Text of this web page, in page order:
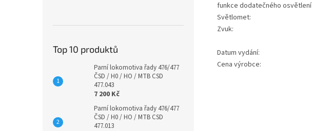
Top 10 produktů
Parní lokomotiva řady 476/477
ČSD / H0 / HO / MTB CSD
477.043
7 200 Kč
Parní lokomotiva řady 476/477
ČSD / H0 / HO / MTB CSD
477.013
funkce dodatečného osvětlení
Světlomet:
Zvuk:
Datum vydání:
Cena výrobce: